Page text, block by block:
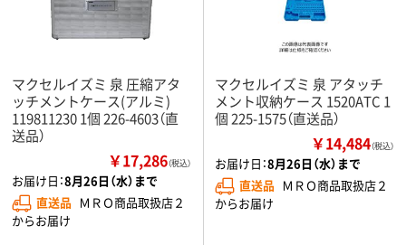
マクセルイズミ 泉 圧縮アタ
ッチメントケース(アルミ)
119811230 1個 226-4603（直
送品）
￥17,286（税込）
お届け日：8月26日（水）まで
直送品 ＭＲＯ商品取扱店２
からお届け
マクセルイズミ 泉 アタッチ
メント収納ケース 1520ATC 1
個 225-1575（直送品）
￥14,484（税込）
お届け日：8月26日（水）まで
直送品 ＭＲＯ商品取扱店２
からお届け